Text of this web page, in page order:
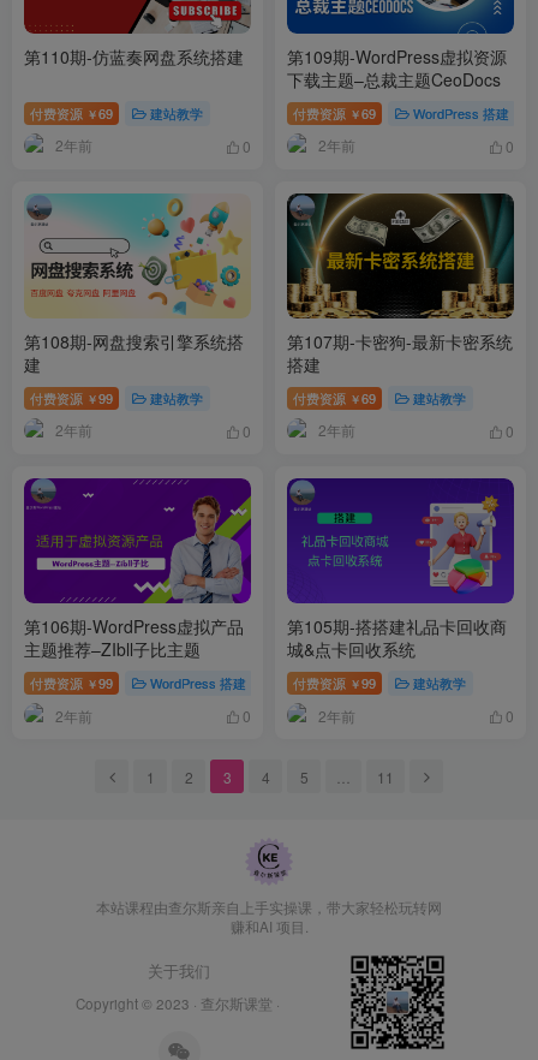
第110期-仿蓝奏网盘系统搭建
付费资源 ￥69 建站教学
2年前 0
第109期-WordPress虚拟资源
下载主题–总裁主题CeoDocs
付费资源 ￥69 WordPress 搭建
2年前 0
第108期-网盘搜索引擎系统搭
建
付费资源 ￥99 建站教学
2年前 0
第107期-卡密狗-最新卡密系统
搭建
付费资源 ￥69 建站教学
2年前 0
第106期-WordPress虚拟产品
主题推荐–ZIbll子比主题
付费资源 ￥99 WordPress 搭建 WordPress课程
2年前 0
第105期-搭搭建礼品卡回收商
城&点卡回收系统
付费资源 ￥99 建站教学
2年前 0
1 2 3 4 5 11
本站课程由查尔斯亲自上手实操课，带大家轻松玩转网
赚和AI 项目.
关于我们
Copyright © 2023 · 查尔斯课堂 ·